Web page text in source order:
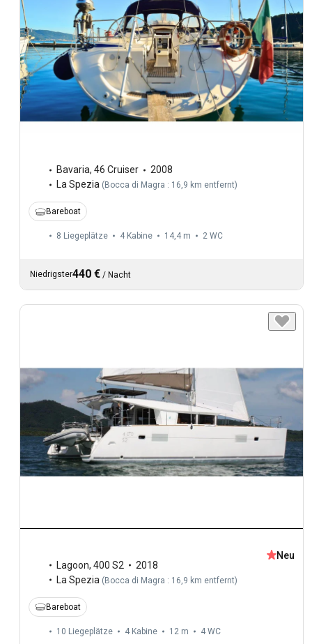
Bavaria, 46 Cruiser
2008
La Spezia ( Bocca di Magra : 16,9 km entfernt)
Bareboat
8 Liegeplätze 4 Kabine 14,4 m 2 WC
Niedrigster440 € / Nacht
Lagoon, 400 S2
2018
La Spezia (Bocca di Magra : 16,9 km entfernt)
Neu
Bareboat
10 Liegeplätze 4 Kabine 12 m 4 WC